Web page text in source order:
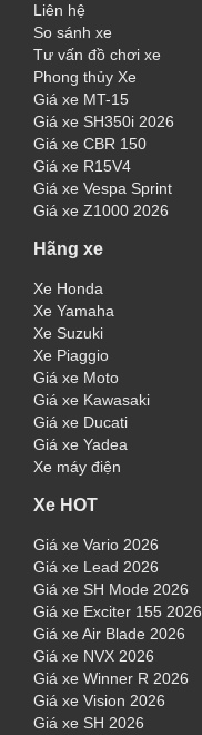
Liên hệ
So sánh xe
Tư vấn đồ chơi xe
Phong thủy Xe
Giá xe MT-15
Giá xe SH350i 2026
Giá xe CBR 150
Giá xe R15V4
Giá xe Vespa Sprint
Giá xe Z1000 2026
Hãng xe
Xe Honda
Xe Yamaha
Xe Suzuki
Xe Piaggio
Giá xe Moto
Giá xe Kawasaki
Giá xe Ducati
Giá xe Yadea
Xe máy điện
Xe HOT
Giá xe Vario 2026
Giá xe Lead 2026
Giá xe SH Mode 2026
Giá xe Exciter 155 2026
Giá xe Air Blade 2026
Giá xe NVX 2026
Giá xe Winner R 2026
Giá xe Vision 2026
Giá xe SH 2026